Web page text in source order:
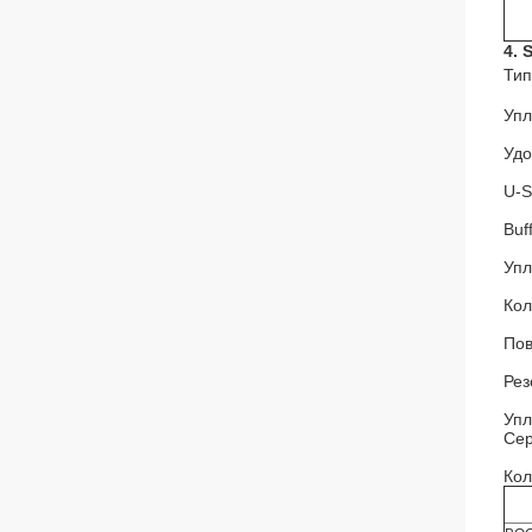
4. S
U-